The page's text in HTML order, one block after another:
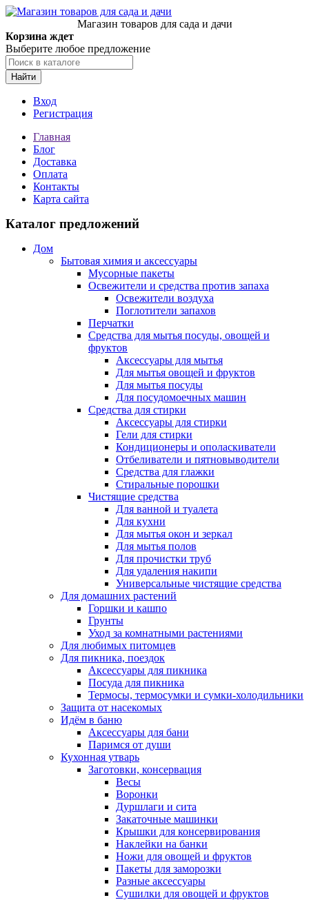
Магазин товаров для сада и дачи
Корзина ждет
Выберите любое предложение
Найти
Вход
Регистрация
Главная
Блог
Доставка
Оплата
Контакты
Карта сайта
Каталог предложений
Дом
Бытовая химия и аксессуары
Мусорные пакеты
Освежители и средства против запаха
Освежители воздуха
Поглотители запахов
Перчатки
Средства для мытья посуды, овощей и
фруктов
Аксессуары для мытья
Для мытья овощей и фруктов
Для мытья посуды
Для посудомоечных машин
Средства для стирки
Аксессуары для стирки
Гели для стирки
Кондиционеры и ополаскиватели
Отбеливатели и пятновыводители
Средства для глажки
Стиральные порошки
Чистящие средства
Для ванной и туалета
Для кухни
Для мытья окон и зеркал
Для мытья полов
Для прочистки труб
Для удаления накипи
Универсальные чистящие средства
Для домашних растений
Горшки и кашпо
Грунты
Уход за комнатными растениями
Для любимых питомцев
Для пикника, поездок
Аксессуары для пикника
Посуда для пикника
Термосы, термосумки и сумки-холодильники
Защита от насекомых
Идём в баню
Аксессуары для бани
Паримся от души
Кухонная утварь
Заготовки, консервация
Весы
Воронки
Дуршлаги и сита
Закаточные машинки
Крышки для консервирования
Наклейки на банки
Ножи для овощей и фруктов
Пакеты для заморозки
Разные аксессуары
Сушилки для овощей и фруктов